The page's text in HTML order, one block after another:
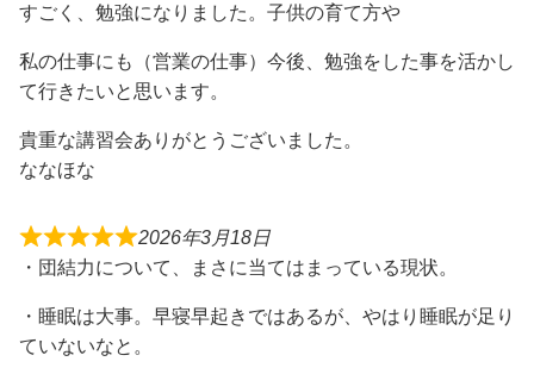
すごく、勉強になりました。子供の育て方や
私の仕事にも（営業の仕事）今後、勉強をした事を活かし
て行きたいと思います。
貴重な講習会ありがとうございました。
ななほな
2026年3月18日
・団結力について、まさに当てはまっている現状。
・睡眠は大事。早寝早起きではあるが、やはり睡眠が足り
ていないなと。